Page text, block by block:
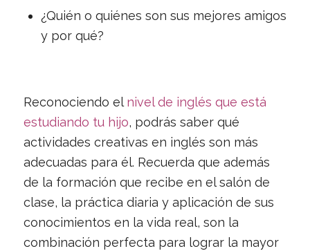
¿Quién o quiénes son sus mejores amigos
y por qué?
Reconociendo elnivel de inglés que está
estudiando tu hijo, podrás saber qué
actividades creativas en inglés son más
adecuadas para él. Recuerda que además
de la formación que recibe en el salón de
clase, la práctica diaria y aplicación de sus
conocimientos en la vida real, son la
combinación perfecta para lograr la mayor